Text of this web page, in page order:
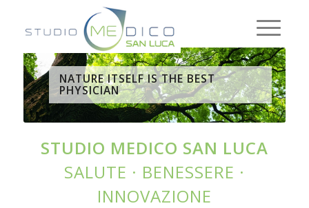
NATURE ITSELF IS THE BEST
PHYSICIAN
STUDIO MEDICO SAN LUCA
SALUTE · BENESSERE ·
INNOVAZIONE